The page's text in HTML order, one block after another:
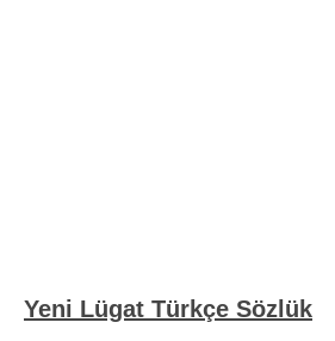
Yeni Lügat Türkçe Sözlük